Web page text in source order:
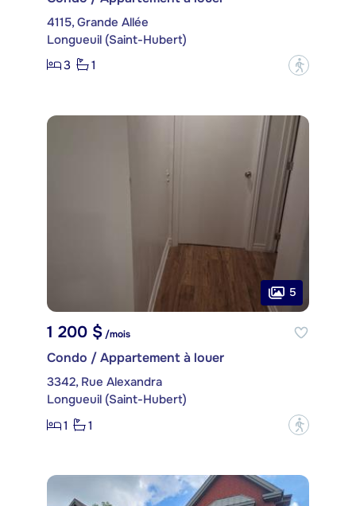
4115, Grande Allée
Longueuil (Saint-Hubert)
3
1 ?
5
1 200 $/mois
Condo / Appartement à louer
3342, Rue Alexandra
Longueuil (Saint-Hubert)
1
1 ?